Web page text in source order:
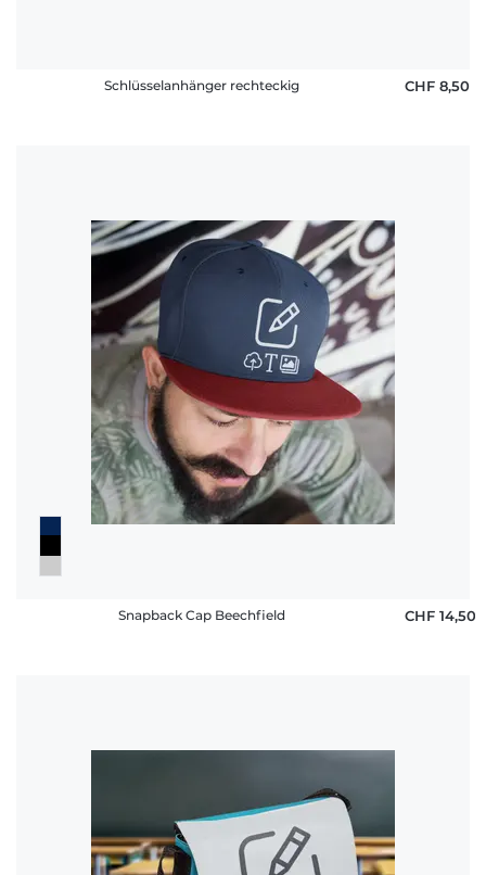
Schlüsselanhänger rechteckig CHF 8,50
Snapback Cap Beechfield CHF 14,50